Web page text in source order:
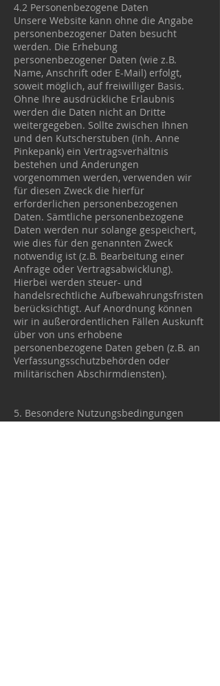
4.2 Personenbezogene Daten
Unsere Website kann ohne die Angabe
personenbezogener Daten besucht
werden. Die Erhebung
personenbezogener Daten (wie z.B.
Name, Anschrift oder E-Mail) erfolgt,
soweit möglich, auf freiwilliger Basis.
Ohne Ihre ausdrückliche Erlaubnis
werden die Daten nicht an Dritte
weitergegeben. Sollte zwischen Ihnen
und den Kutscherstuben (Inh. Anne
Pinkepank) ein Vertragsverhältnis
bestehen und Änderungen
vorgenommen werden, verwenden wir
für diesen Zweck die hierfür
erforderlichen personenbezogenen
Daten. Sämtliche personenbezogene
Daten werden nur solange gespeichert,
wie dies für den genannten Zweck
notwendig ist (z.B. Bearbeitung einer
Anfrage oder Vertragsabwicklung).
Hierbei werden steuer- und
handelsrechtliche Aufbewahrungsfristen
berücksichtigt. Auf Anordnung können
wir in außerordentlichen Fällen Auskunft
über von uns erhobene
personenbezogene Daten geben (z.B. an
Verfassungsschutzbehörden oder
militärischen Abschirmdiensten).
5. Besondere Nutzungsbedingungen
Sollten besondere